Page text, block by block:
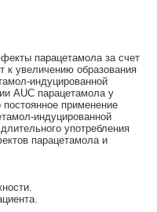
парацетамола за счет
к увеличению образования
индуцированной
AUC парацетамола у
применение
индуцированной
употребления
парацетамола и